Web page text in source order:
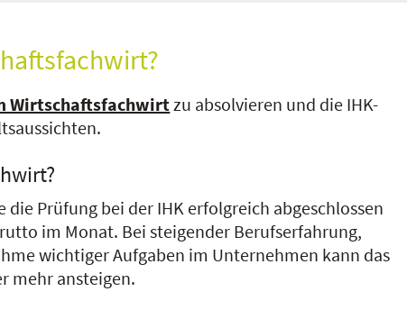
Wirtschaftsfachwirtzu absolvieren und die IHK-
Prüfung bei der IHK erfolgreich abgeschlossen
im Monat. Bei steigender Berufserfahrung,
wichtiger Aufgaben im Unternehmen kann das
mehr ansteigen.